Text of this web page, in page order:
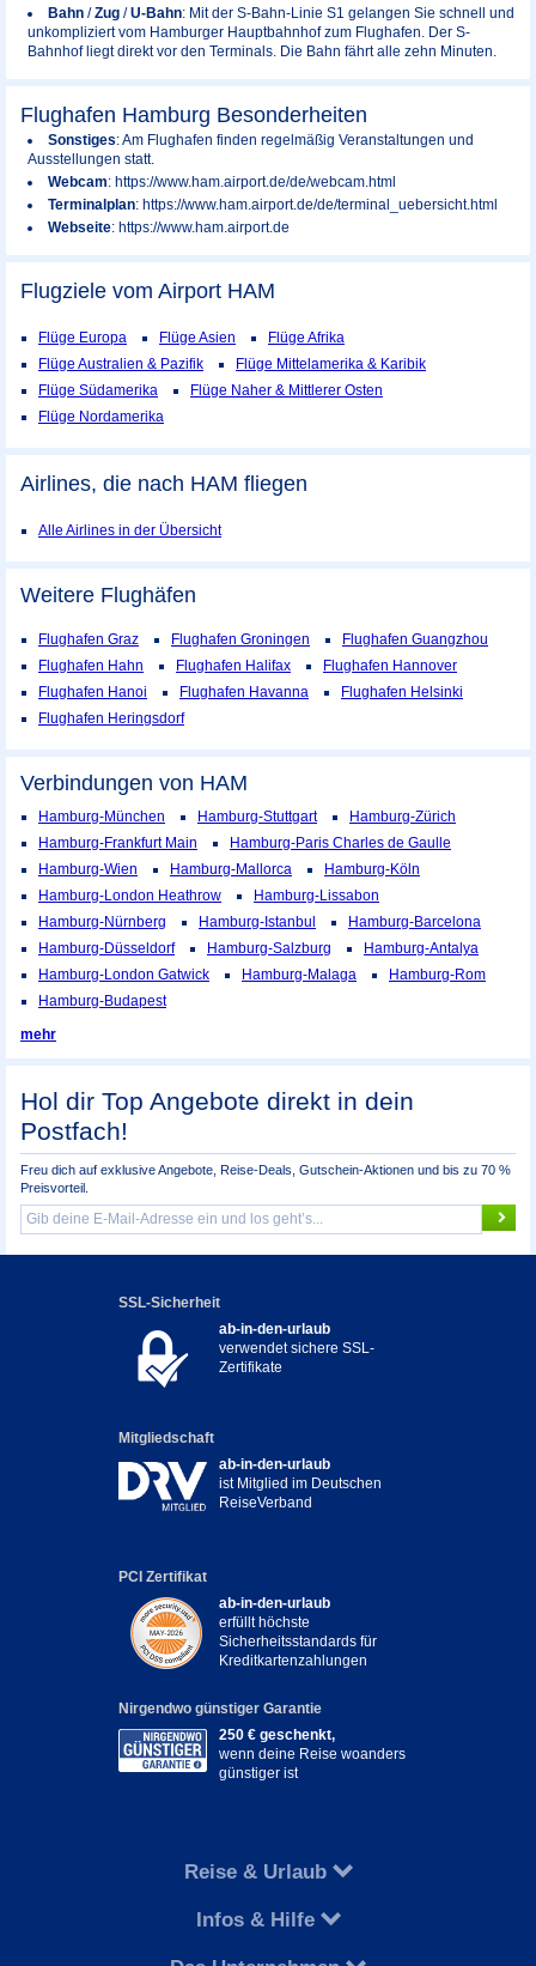
Bahn /Zug /U-Bahn: Mit der S-Bahn-Linie S1 gelangen Sie schnell und
unkompliziert vom Hamburger Hauptbahnhof zum Flughafen. Der S-
Bahnhof liegt direkt vor den Terminals. Die Bahn fährt alle zehn Minuten.
Flughafen Hamburg Besonderheiten
Sonstiges: Am Flughafen finden regelmäßig Veranstaltungen und
Ausstellungen statt.
Webcam: https://www.ham.airport.de/de/webcam.html
Terminalplan: https://www.ham.airport.de/de/terminal_uebersicht.html
Webseite: https://www.ham.airport.de
Flugziele vom Airport HAM
Flüge Europa Flüge Asien
Flüge Afrika
Flüge Australien & Pazifik
Flüge Mittelamerika & Karibik
Flüge Südamerika
Flüge Naher & Mittlerer Osten
Flüge Nordamerika
Airlines, die nach HAM fliegen
Alle Airlines in der Übersicht
Weitere Flughäfen
Flughafen Graz Flughafen Groningen
Flughafen Guangzhou
Flughafen Hahn
Flughafen Halifax
Flughafen Hannover
Flughafen Hanoi
Flughafen Havanna
Flughafen Helsinki
Flughafen Heringsdorf
Verbindungen von HAM
Hamburg-München Hamburg-Stuttgart
Hamburg-Zürich
Hamburg-Frankfurt Main
Hamburg-Paris Charles de Gaulle
Hamburg-Wien
Hamburg-Mallorca
Hamburg-Köln
Hamburg-London Heathrow
Hamburg-Lissabon
Hamburg-Nürnberg
Hamburg-Istanbul
Hamburg-Barcelona
Hamburg-Düsseldorf
Hamburg-Salzburg
Hamburg-Antalya
Hamburg-London Gatwick
Hamburg-Malaga
Hamburg-Rom
Hamburg-Budapest
mehr
Hol dir Top Angebote direkt in dein
Postfach!
Freu dich auf exklusive Angebote, Reise-Deals, Gutschein-Aktionen und bis zu 70 %
Preisvorteil.
SSL-Sicherheit
ab-in-den-urlaub
verwendet sichere SSL-
Zertifikate
Mitgliedschaft
ab-in-den-urlaub
ist Mitglied im Deutschen
ReiseVerband
PCI Zertifikat
ab-in-den-urlaub
erfüllt höchste
Sicherheitsstandards für
Kreditkartenzahlungen
Nirgendwo günstiger Garantie
250 € geschenkt,
wenn deine Reise woanders
günstiger ist
Reise & Urlaub
Infos & Hilfe